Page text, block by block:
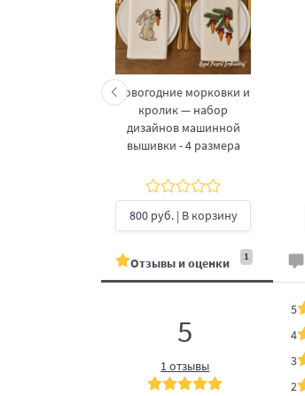
Новогодние морковки и
кролик — набор
дизайнов машинной
вышивки - 4 размера
800 руб.| В корзину
Отзывы и оценки 1
5
1 отзывы
5
4
3
2